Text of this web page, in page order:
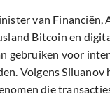
van Financiën,
Bitcoin en
gebruiken voor
Volgens Siluanov
die